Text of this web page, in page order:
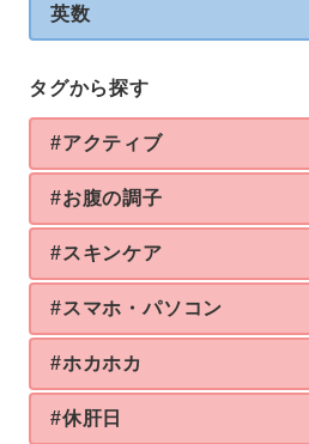
英数
タグから探す
#アクティブ
#お腹の調子
#スキンケア
#スマホ・パソコン
#ホカホカ
#休肝日